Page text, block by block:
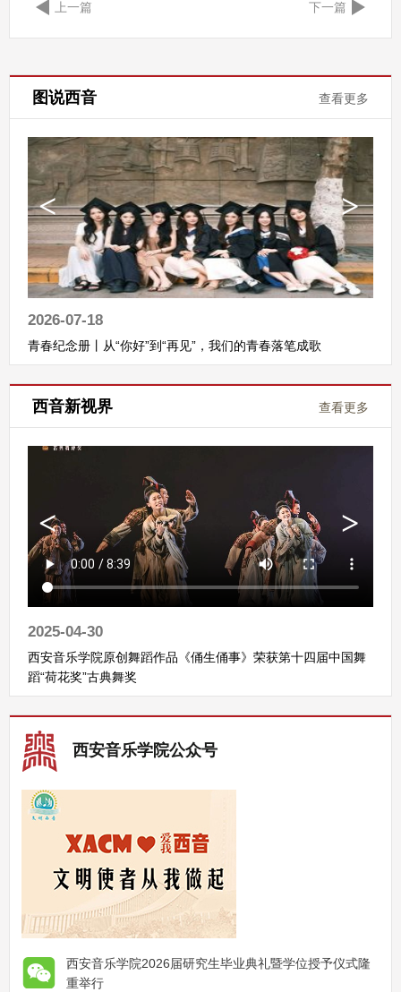
上一篇 下一篇
图说西音 查看更多
2026-07-18
青春纪念册丨从“你好”到“再见”，我们的青春落笔成歌
西音新视界 查看更多
2025-04-30
西安音乐学院原创舞蹈作品《俑生俑事》荣获第十四届中国舞
蹈“荷花奖”古典舞奖
西安音乐学院公众号
西安音乐学院2026届研究生毕业典礼暨学位授予仪式隆
重举行